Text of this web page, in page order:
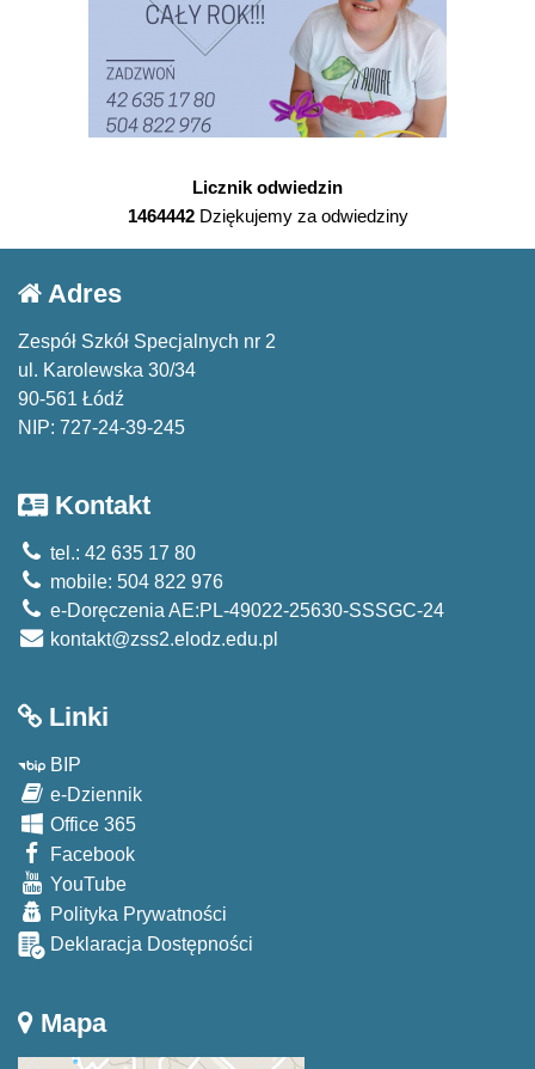
Licznik odwiedzin
1464442Dziękujemy za odwiedziny
Adres
Zespół Szkół Specjalnych nr 2
ul. Karolewska 30/34
90-561 Łódź
NIP: 727-24-39-245
Kontakt
tel.: 42 635 17 80
mobile: 504 822 976
e-Doręczenia AE:PL-49022-25630-SSSGC-24
kontakt@zss2.elodz.edu.pl
Linki
BIP
e-Dziennik
Office 365
Facebook
YouTube
Polityka Prywatności
Deklaracja Dostępności
Mapa